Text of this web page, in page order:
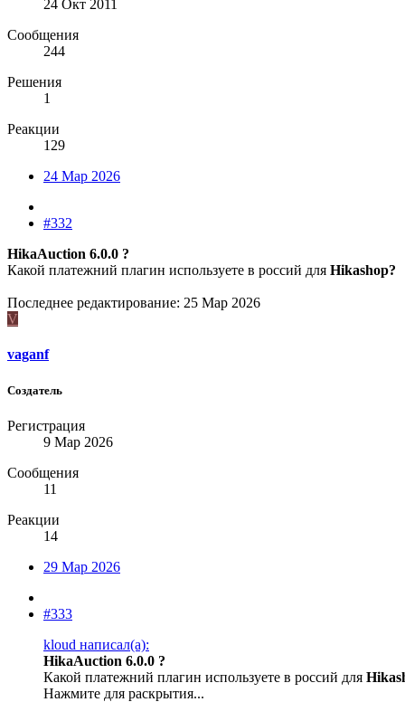
24 Окт 2011
Сообщения
244
Решения
1
Реакции
129
24 Мар 2026
#332
HikaAuction 6.0.0 ?
Какой платежний плагин используете в россий для Hikashop?
Последнее редактирование: 25 Мар 2026
V
vaganf
Создатель
Регистрация
9 Мар 2026
Сообщения
11
Реакции
14
29 Мар 2026
#333
kloud написал(а):
HikaAuction 6.0.0 ?
Какой платежний плагин используете в россий для
Нажмите для раскрытия...